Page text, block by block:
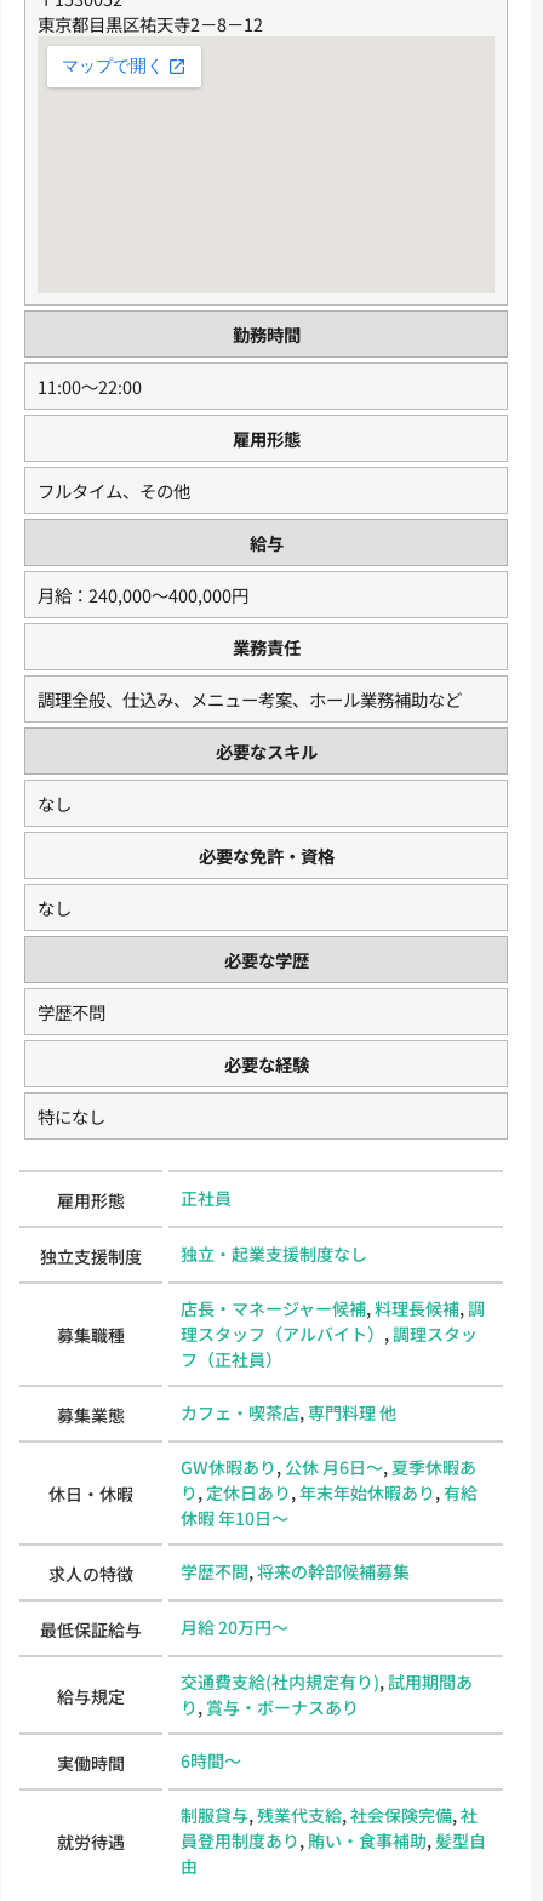
東京都目黒区祐天寺2－8－12
勤務時間
11:00〜22:00
雇用形態
フルタイム、その他
給与
月給：240,000〜400,000円
業務責任
調理全般、仕込み、メニュー考案、ホール業務補助など
必要なスキル
なし
必要な免許・資格
なし
必要な学歴
学歴不問
必要な経験
特になし
雇用形態 正社員
独立支援制度 独立・起業支援制度なし
募集職種
店長・マネージャー候補,料理長候補,調
理スタッフ（アルバイト） ,調理スタッ
フ（正社員）
募集業態 カフェ・喫茶店,専門料理 他
休日・休暇
GW休暇あり, 公休 月6日～, 夏季休暇あ
り, 定休日あり,年末年始休暇あり,有給
休暇 年10日～
求人の特徴 学歴不問,将来の幹部候補募集
最低保証給与 月給 20万円～
給与規定
交通費支給(社内規定有り),試用期間あ
り, 賞与・ボーナスあり
実働時間 6時間～
就労待遇
制服貸与,残業代支給,社会保険完備,社
員登用制度あり, 賄い・食事補助, 髪型自
由